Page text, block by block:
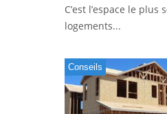
C’est l’espace le plus
logements...
Conseils